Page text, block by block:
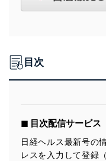
目次
◼︎ 目次配信サービス
日経ヘルス最新号の
レスを入力して登録